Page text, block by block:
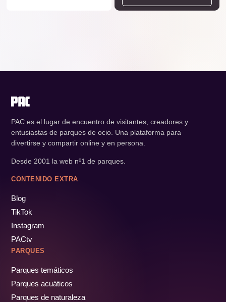
PAC es el lugar de encuentro de visitantes, creadores y
entusiastas de parques de ocio. Una plataforma para
divertirse y compartir online y en persona.
Desde 2001 la web nº1 de parques.
CONTENIDO EXTRA
Blog
TikTok
Instagram
PACtv
PARQUES
Parques temáticos
Parques acuáticos
Parques de naturaleza